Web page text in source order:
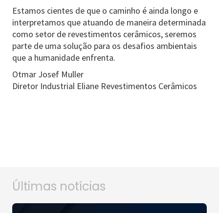
Estamos cientes de que o caminho é ainda longo e
interpretamos que atuando de maneira determinada
como setor de revestimentos cerâmicos, seremos
parte de uma solução para os desafios ambientais
que a humanidade enfrenta.
Otmar Josef Muller
Diretor Industrial Eliane Revestimentos Cerâmicos
Últimas notícias